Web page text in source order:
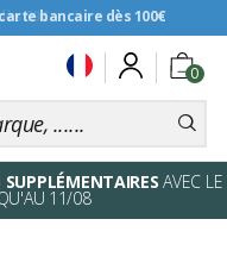
bancaire dès 100€
99€
0
AVEC LE
11/08